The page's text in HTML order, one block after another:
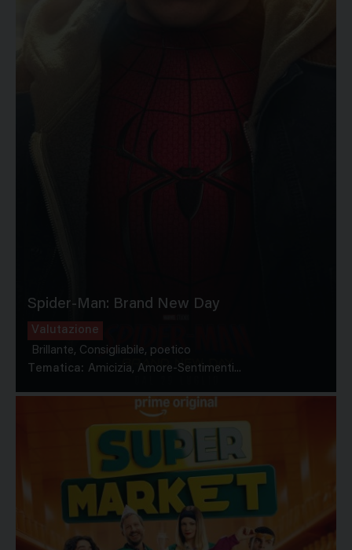
Spider-Man: Brand New Day
Valutazione
Brillante, Consigliabile, poetico
Tematica: Amicizia, Amore-Sentimenti...